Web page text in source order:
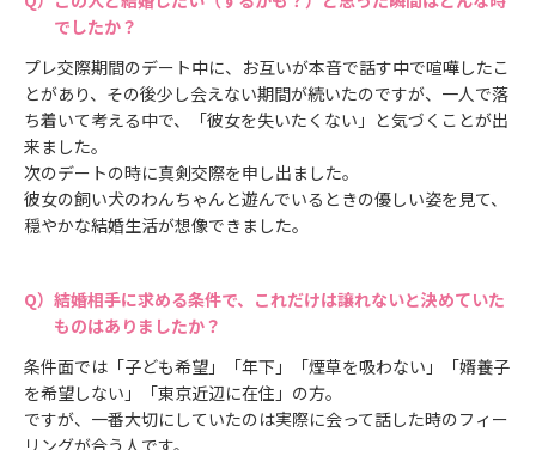
でしたか？
プレ交際期間のデート中に、お互いが本音で話す中で喧嘩したこ
とがあり、その後少し会えない期間が続いたのですが、一人で落
ち着いて考える中で、「彼女を失いたくない」と気づくことが出
来ました。
次のデートの時に真剣交際を申し出ました。
彼女の飼い犬のわんちゃんと遊んでいるときの優しい姿を見て、
穏やかな結婚生活が想像できました。
結婚相手に求める条件で、これだけは譲れないと決めていた
ものはありましたか？
条件面では「子ども希望」「年下」「煙草を吸わない」「婿養子
を希望しない」「東京近辺に在住」の方。
ですが、一番大切にしていたのは実際に会って話した時のフィー
リングが合う人です。